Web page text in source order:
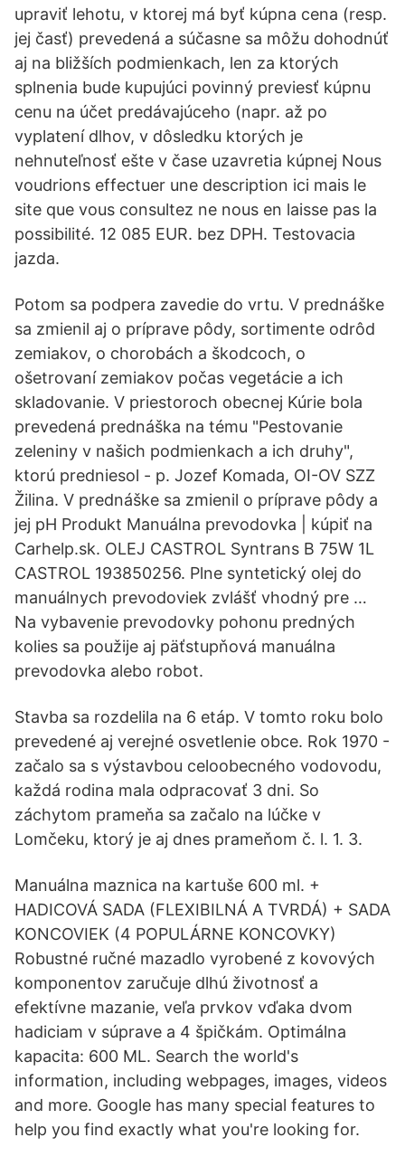
upraviť lehotu, v ktorej má byť kúpna cena (resp.
jej časť) prevedená a súčasne sa môžu dohodnúť
aj na bližších podmienkach, len za ktorých
splnenia bude kupujúci povinný previesť kúpnu
cenu na účet predávajúceho (napr. až po
vyplatení dlhov, v dôsledku ktorých je
nehnuteľnosť ešte v čase uzavretia kúpnej Nous
voudrions effectuer une description ici mais le
site que vous consultez ne nous en laisse pas la
possibilité. 12 085 EUR. bez DPH. Testovacia
jazda.
Potom sa podpera zavedie do vrtu. V prednáške
sa zmienil aj o príprave pôdy, sortimente odrôd
zemiakov, o chorobách a škodcoch, o
ošetrovaní zemiakov počas vegetácie a ich
skladovanie. V priestoroch obecnej Kúrie bola
prevedená prednáška na tému "Pestovanie
zeleniny v našich podmienkach a ich druhy",
ktorú predniesol - p. Jozef Komada, OI-OV SZZ
Žilina. V prednáške sa zmienil o príprave pôdy a
jej pH Produkt Manuálna prevodovka | kúpiť na
Carhelp.sk. OLEJ CASTROL Syntrans B 75W 1L
CASTROL 193850256. Plne syntetický olej do
manuálnych prevodoviek zvlášť vhodný pre …
Na vybavenie prevodovky pohonu predných
kolies sa použije aj päťstupňová manuálna
prevodovka alebo robot.
Stavba sa rozdelila na 6 etáp. V tomto roku bolo
prevedené aj verejné osvetlenie obce. Rok 1970 -
začalo sa s výstavbou celoobecného vodovodu,
každá rodina mala odpracovať 3 dni. So
záchytom prameňa sa začalo na lúčke v
Lomčeku, ktorý je aj dnes prameňom č. l. 1. 3.
Manuálna maznica na kartuše 600 ml. +
HADICOVÁ SADA (FLEXIBILNÁ A TVRDÁ) + SADA
KONCOVIEK (4 POPULÁRNE KONCOVKY)
Robustné ručné mazadlo vyrobené z kovových
komponentov zaručuje dlhú životnosť a
efektívne mazanie, veľa prvkov vďaka dvom
hadiciam v súprave a 4 špičkám. Optimálna
kapacita: 600 ML. Search the world's
information, including webpages, images, videos
and more. Google has many special features to
help you find exactly what you're looking for.